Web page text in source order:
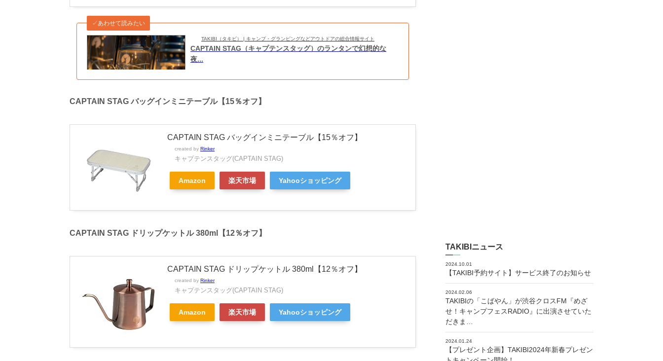
TAKIBI（タキビ） | キャンプ・グランピングなどアウトドアの総合情報サイト
✓あわせて読みたい
CAPTAIN STAG（キャプテンスタッグ）のランタンで幻想的な
夜...
CAPTAIN STAG バッグインミニテーブル【15％オフ】
CAPTAIN STAG バッグインミニテーブル【15％オフ】
created by Rinker
キャプテンスタッグ(CAPTAIN STAG)
Amazon 楽天市場 Yahooショッピング
CAPTAIN STAG ドリップケットル 380ml【12％オフ】
CAPTAIN STAG ドリップケットル 380ml【12％オフ】
created by Rinker
キャプテンスタッグ(CAPTAIN STAG)
Amazon 楽天市場 Yahooショッピング
TAKIBIニュース
2024.10.01
【TAKIBI予約サイト】サービス終了のお知らせ
2024.02.06
TAKIBIの「こばやん」が渋谷クロスFM『めざ
せ！キャンプフェスRADIO』に出演させていた
だきま…
2024.01.24
【プレゼント企画】TAKIBI2024年新春プレゼン